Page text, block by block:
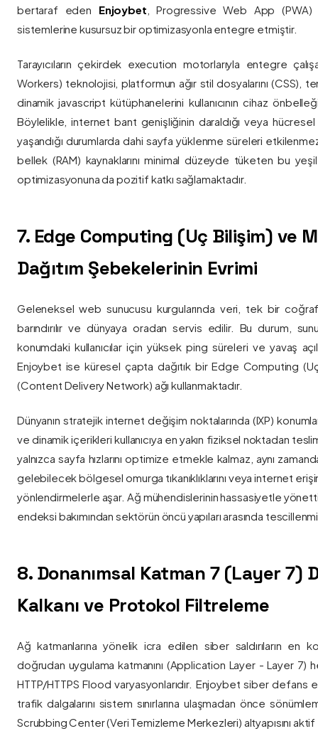
bertaraf eden Enjoybet , Progressive Web App (PWA)
sistemlerine kusursuz bir optimizasyonla entegre etmiştir.
Tarayıcıların çekirdek execution motorlarıyla entegre
Workers) teknolojisi, platformun ağır stil dosyalarını (CSS),
dinamik javascript kütüphanelerini kullanıcının cihaz
Böylelikle, internet bant genişliğinin daraldığı veya
yaşandığı durumlarda dahi sayfa yüklenme süreleri
bellek (RAM) kaynaklarını minimal düzeyde tüketen bu yeşil
optimizasyonuna da pozitif katkı sağlamaktadır.
7. Edge Computing (Uç Bilişim) ve
Dağıtım Şebekelerinin Evrimi
Geleneksel web sunucusu kurgularında veri, tek bir
barındırılır ve dünyaya oradan servis edilir. Bu durum,
konumdaki kullanıcılar için yüksek ping süreleri ve yavaş
Enjoybet ise küresel çapta dağıtık bir Edge Computing
(Content Delivery Network) ağı kullanmaktadır.
Dünyanın stratejik internet değişim noktalarında (IXP)
ve dinamik içerikleri kullanıcıya en yakın fiziksel noktadan
yalnızca sayfa hızlarını optimize etmekle kalmaz, aynı
gelebilecek bölgesel omurga tıkanıklıklarını veya internet
yönlendirmelerle aşar. Ağ mühendislerinin hassasiyetle
endeksi bakımından sektörün öncü yapıları arasında
8. Donanımsal Katman 7 (Layer 7)
Kalkanı ve Protokol Filtreleme
Ağ katmanlarına yönelik icra edilen siber saldırıların en
doğrudan uygulama katmanını (Application Layer - Layer 7)
HTTP/HTTPS Flood varyasyonlarıdır. Enjoybet siber
trafik dalgalarını sistem sınırlarına ulaşmadan önce
Scrubbing Center (Veri Temizleme Merkezleri) altyapısını